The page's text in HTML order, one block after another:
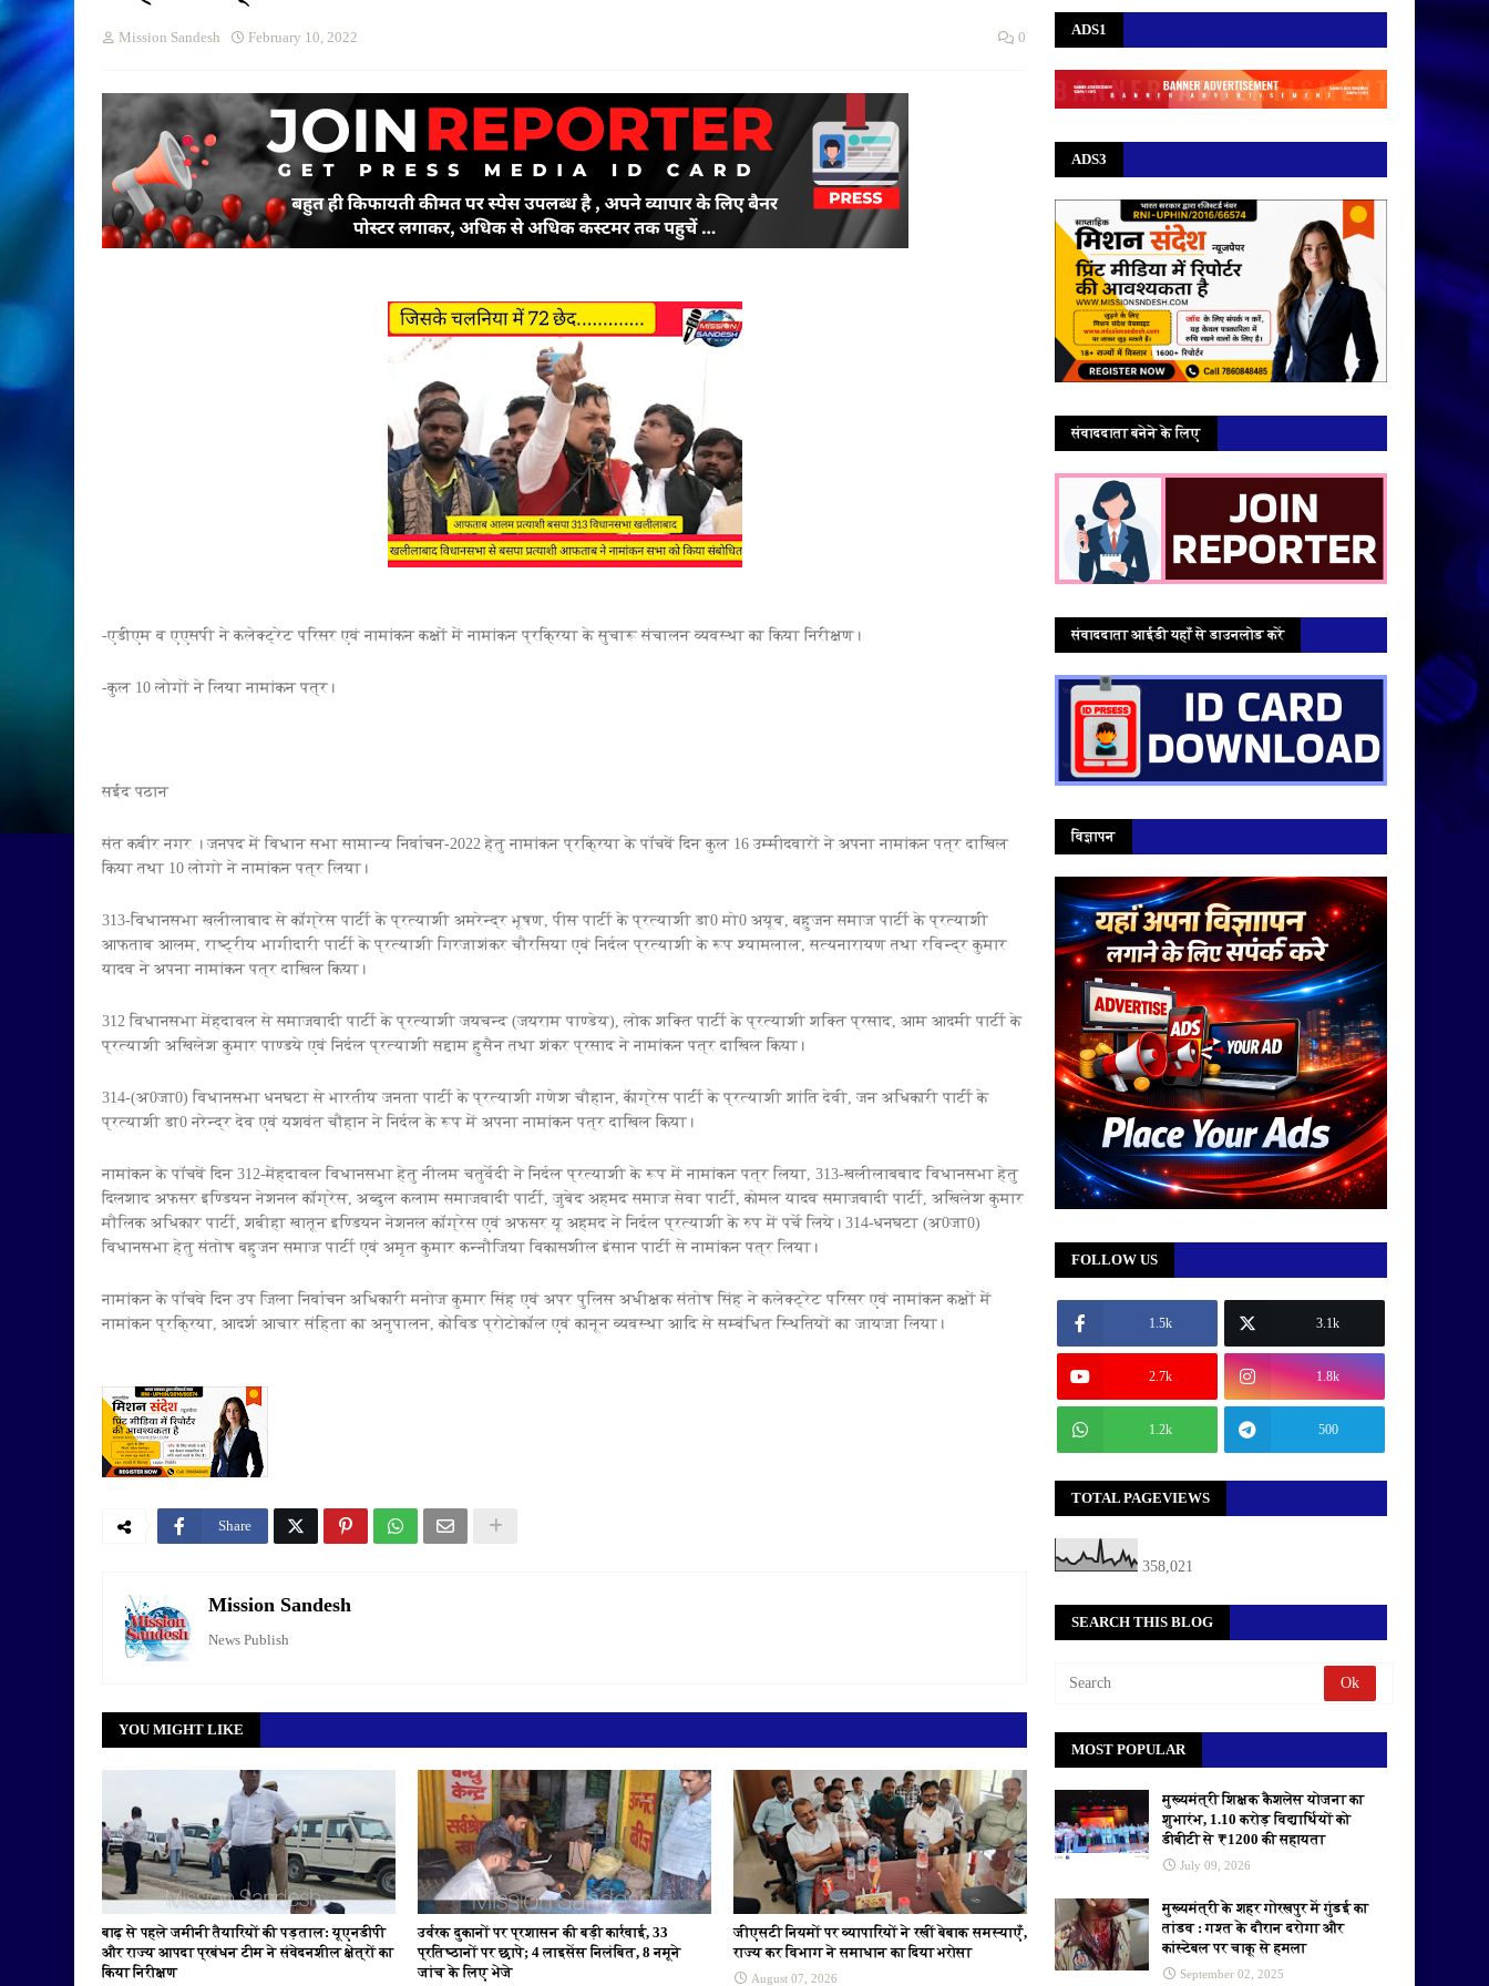
Mission Sandesh February 10, 2022 0
-एडीएम व एएसपी ने कलेक्ट्रेट परिसर एवं नामांकन कक्षों में नामांकन प्रक्रिया के सुचारू संचालन व्यवस्था का किया निरीक्षण।
-कुल 10 लोगों ने लिया नामांकन पत्र।
सईद पठान
संत कबीर नगर । जनपद में विधान सभा सामान्य निर्वाचन-2022 हेतु नामांकन प्रक्रिया के पॉचवें दिन कुल 16 उम्मीदवारों ने अपना नामांकन पत्र दाखिल
किया तथा 10 लोगो ने नामांकन पत्र लिया।
313-विधानसभा खलीलाबाद से कॉग्रेस पार्टी के प्रत्याशी अमरेन्द्र भूषण, पीस पार्टी के प्रत्याशी डा0 मो0 अयूब, बहुजन समाज पार्टी के प्रत्याशी
आफताब आलम, राष्ट्रीय भागीदारी पार्टी के प्रत्याशी गिरजाशंकर चौरसिया एवं निर्दल प्रत्याशी के रूप श्यामलाल, सत्यनारायण तथा रविन्द्र कुमार
यादव ने अपना नामांकन पत्र दाखिल किया।
312 विधानसभा मेंहदावल से समाजवादी पार्टी के प्रत्याशी जयचन्द (जयराम पाण्डेय), लोक शक्ति पार्टी के प्रत्याशी शक्ति प्रसाद, आम आदमी पार्टी के
प्रत्याशी अखिलेश कुमार पाण्डये एवं निर्दल प्रत्याशी सद्दाम हुसैन तथा शंकर प्रसाद ने नामांकन पत्र दाखिल किया।
314-(अ0जा0) विधानसभा धनघटा से भारतीय जनता पार्टी के प्रत्याशी गणेश चौहान, कॅाग्रेस पार्टी के प्रत्याशी शांति देवी, जन अधिकारी पार्टी के
प्रत्याशी डा0 नरेन्द्र देव एवं यशवंत चौहान ने निर्दल के रूप में अपना नामांकन पत्र दाखिल किया।
नामांकन के पॉचवें दिन 312-मेंहदावल विधानसभा हेतु नीलम चतुर्वेदी ने निर्दल प्रत्याशी के रूप में नामांकन पत्र लिया, 313-खलीलाबबाद विधानसभा हेतु
दिलशाद अफसर इण्डियन नेशनल कॉग्रेस, अब्दुल कलाम समाजवादी पार्टी, जुबेद अहमद समाज सेवा पार्टी, कोमल यादव समाजवादी पार्टी, अखिलेश कुमार
मौलिक अधिकार पार्टी, शबीहा खातून इण्डियन नेशनल कॉग्रेस एवं अफसर यू अहमद ने निर्दल प्रत्याशी के रुप में पर्चे लिये। 314-धनघटा (अ0जा0)
विधानसभा हेतु संतोष बहुजन समाज पार्टी एवं अमृत कुमार कन्नौजिया विकासशील इंसान पार्टी से नामांकन पत्र लिया।
नामांकन के पॉचवे दिन उप जिला निर्वाचन अधिकारी मनोज कुमार सिंह एवं अपर पुलिस अधीक्षक संतोष सिंह ने कलेक्ट्रेट परिसर एवं नामांकन कक्षों में
नामांकन प्रक्रिया, आदर्श आचार संहिता का अनुपालन, कोविड प्रोटोकॉल एवं कानून व्यवस्था आदि से सम्बंधित स्थितियों का जायजा लिया।
Share
Mission Sandesh
News Publish
YOU MIGHT LIKE
बाढ़ से पहले जमीनी तैयारियों की पड़ताल: यूएनडीपी
और राज्य आपदा प्रबंधन टीम ने संवेदनशील क्षेत्रों का
किया निरीक्षण
उर्वरक दुकानों पर प्रशासन की बड़ी कार्रवाई, 33
प्रतिष्ठानों पर छापे; 4 लाइसेंस निलंबित, 8 नमूने
जांच के लिए भेजे
जीएसटी नियमों पर व्यापारियों ने रखीं बेबाक समस्याएँ,
राज्य कर विभाग ने समाधान का दिया भरोसा
August 07, 2026
ADS1
ADS3
संवाददाता बनेने के लिए
संवाददाता आईडी यहाँ से डाउनलोड करें
विज्ञापन
FOLLOW US
1.5k 3.1k
2.7k 1.8k
1.2k 500
TOTAL PAGEVIEWS
358,021
SEARCH THIS BLOG
MOST POPULAR
मुख्यमंत्री शिक्षक कैशलेस योजना का
शुभारंभ, 1.10 करोड़ विद्यार्थियों को
डीबीटी से ₹1200 की सहायता
July 09, 2026
मुख्यमंत्री के शहर गोरखपुर में गुंडई का
तांडव : गश्त के दौरान दरोगा और
कांस्टेबल पर चाकू से हमला
September 02, 2025